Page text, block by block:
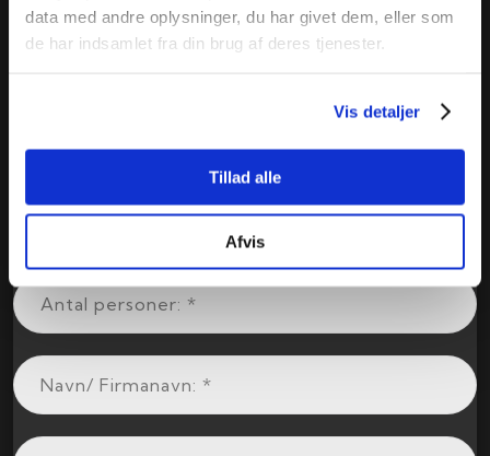
data med andre oplysninger, du har givet dem, eller som
de har indsamlet fra din brug af deres tjenester.
Vis detaljer
Tillad alle
Afvis